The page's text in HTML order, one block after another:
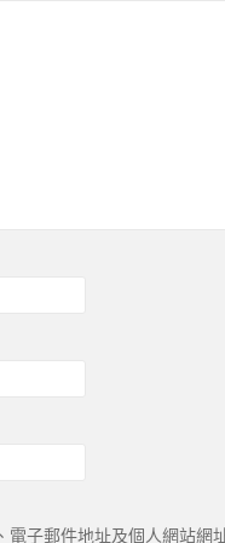
電子郵件地址及個人網站網